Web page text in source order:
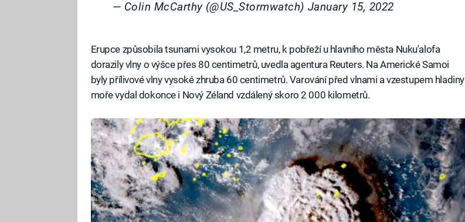
— Colin McCarthy (@US_Stormwatch) January 15, 2022
Erupce způsobila tsunami vysokou 1,2 metru, k pobřeží u hlavního města Nuku'alofa
dorazily vlny o výšce přes 80 centimetrů, uvedla agentura Reuters. Na Americké Samoi
byly přílivové vlny vysoké zhruba 60 centimetrů. Varování před vlnami a vzestupem hladiny
moře vydal dokonce i Nový Zéland vzdálený skoro 2 000 kilometrů.